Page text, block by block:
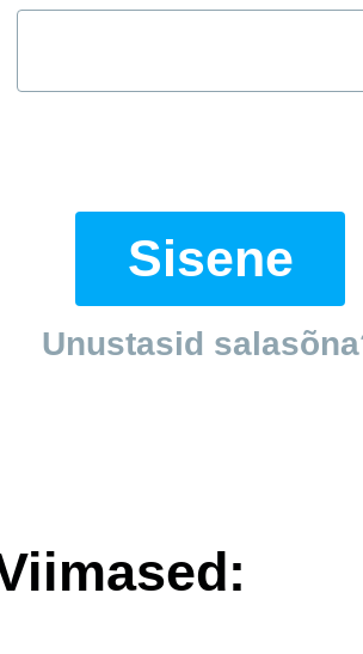
Sisene
Unustasid